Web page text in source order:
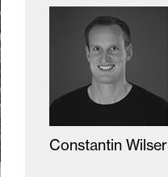
Constantin Wilser